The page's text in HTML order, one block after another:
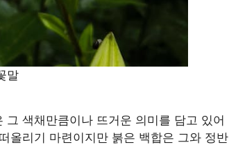
말
색채만큼이나 뜨거운 의미를 담고 있어
올리기 마련이지만 붉은 백합은 그와 정반